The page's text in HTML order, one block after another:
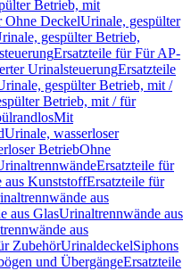
Betrieb, mit
Ohne DeckelUrinale, gespülter
gespülter Betrieb,
Ersatzteile für Für AP-
UrinalsteuerungErsatzteile
gespülter Betrieb, mit /
Betrieb, mit / für
Mit
Urinale, wasserloser
BetriebOhne
Ersatzteile für
aus KunststoffErsatzteile für
aus
aus GlasUrinaltrennwände aus
aus
ZubehörUrinaldeckelSiphons
und ÜbergängeErsatzteile